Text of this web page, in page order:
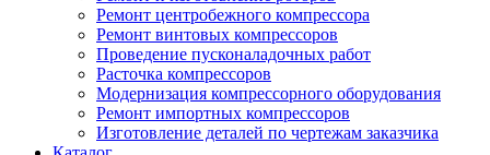
Ремонт центробежного компрессора
Ремонт винтовых компрессоров
Проведение пусконаладочных работ
Расточка компрессоров
Модернизация компрессорного оборудования
Ремонт импортных компрессоров
Изготовление деталей по чертежам заказчика